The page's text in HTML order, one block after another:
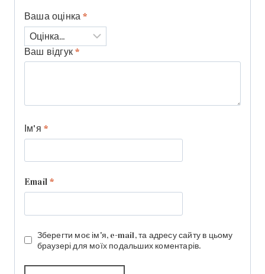
Ваша оцінка*
Ваш відгук*
Ім'я *
Email*
Зберегти моє ім'я, e-mail, та адресу сайту в цьому
браузері для моїх подальших коментарів.